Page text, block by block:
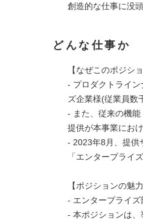
創造的な仕事に没
どんな仕事か
【なぜこのポジシ
- プロダクトライ
ズ企業様(従業員数
- また、従来の機
提供が本事業にお
- 2023年8月、提供
「エンタープライ
【ポジションの魅力
- エンタープライズ
- 本ポジションは